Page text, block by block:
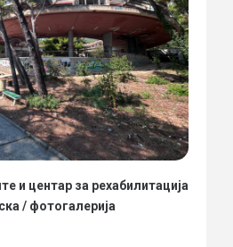
и центар за рехабилитација
/ фотогалерија